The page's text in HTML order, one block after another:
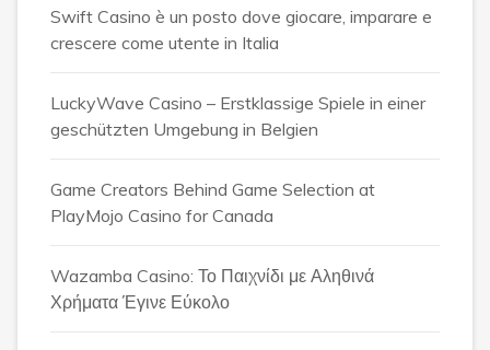
Swift Casino è un posto dove giocare, imparare e
crescere come utente in Italia
LuckyWave Casino – Erstklassige Spiele in einer
geschützten Umgebung in Belgien
Game Creators Behind Game Selection at
PlayMojo Casino for Canada
Wazamba Casino: Το Παιχνίδι με Αληθινά
Χρήματα Έγινε Εύκολο